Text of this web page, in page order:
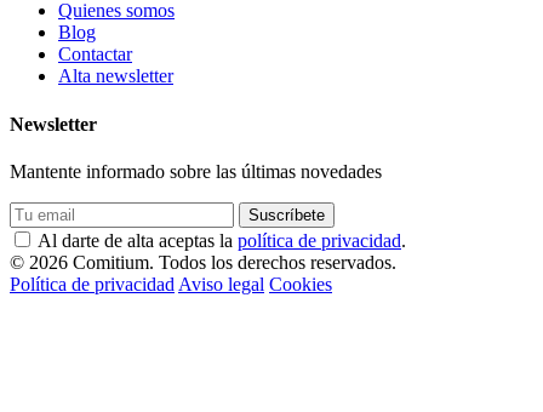
Quienes somos
Blog
Contactar
Alta newsletter
Newsletter
Mantente informado sobre las últimas novedades
Suscríbete
Al darte de alta aceptas la política de privacidad.
© 2026 Comitium. Todos los derechos reservados.
Política de privacidad Aviso legal Cookies